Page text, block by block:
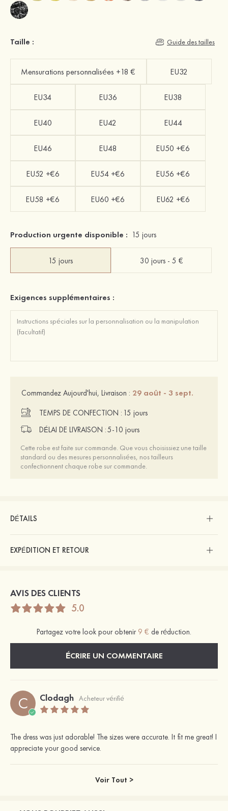
Taille : Guide des tailles
Mensurations personnalisées +18 € EU32
EU34 EU36 EU38
EU40 EU42 EU44
EU46 EU48 EU50 +€6
EU52 +€6 EU54 +€6 EU56 +€6
EU58 +€6 EU60 +€6 EU62 +€6
Production urgente disponible : 15 jours
15 jours 30 jours - 5 €
Exigences supplémentaires :
Commandez Aujourd'hui, Livraison : 29 août - 3 sept.
TEMPS DE CONFECTION : 15 jours
DÉLAI DE LIVRAISON :5-10 jours
Cette robe est faite sur commande. Que vous choisissiez une taille
standard ou des mesures personnalisées, nos tailleurs
confectionnent chaque robe sur commande.
DÉTAILS
EXPÉDITION ET RETOUR
AVIS DES CLIENTS
5.0
Partagez votre look pour obtenir 9 € de réduction.
ÉCRIRE UN COMMENTAIRE
C Clodagh Acheteur vérifié
The dress was just adorable! The sizes were accurate. It fit me great! I
appreciate your good service.
Voir Tout >